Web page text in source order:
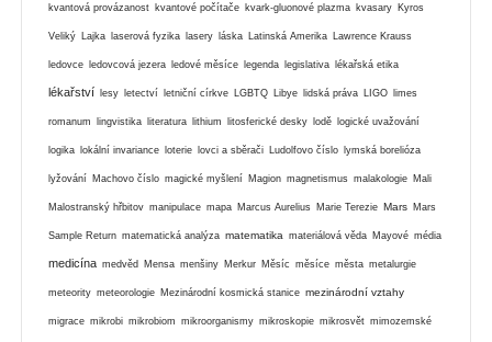
kvantová provázanost kvantové počítače kvark-gluonové plazma kvasary Kyros
Veliký Lajka laserová fyzika lasery láska Latinská Amerika Lawrence Krauss
ledovce ledovcová jezera ledové měsíce legenda legislativa lékařská etika
lékařství lesy letectví letniční církve LGBTQ Libye lidská práva LIGO limes
romanum lingvistika literatura lithium litosferické desky lodě logické uvažování
logika lokální invariance loterie lovci a sběrači Ludolfovo číslo lymská borelióza
lyžování Machovo číslo magické myšlení Magion magnetismus malakologie Mali
Malostranský hřbitov manipulace mapa Marcus Aurelius Marie Terezie Mars Mars
Sample Return matematická analýza matematika materiálová věda Mayové média
medicína medvěd Mensa menšiny Merkur Měsíc měsíce města metalurgie
meteority meteorologie Mezinárodní kosmická stanice mezinárodní vztahy
migrace mikrobi mikrobiom mikroorganismy mikroskopie mikrosvět mimozemské